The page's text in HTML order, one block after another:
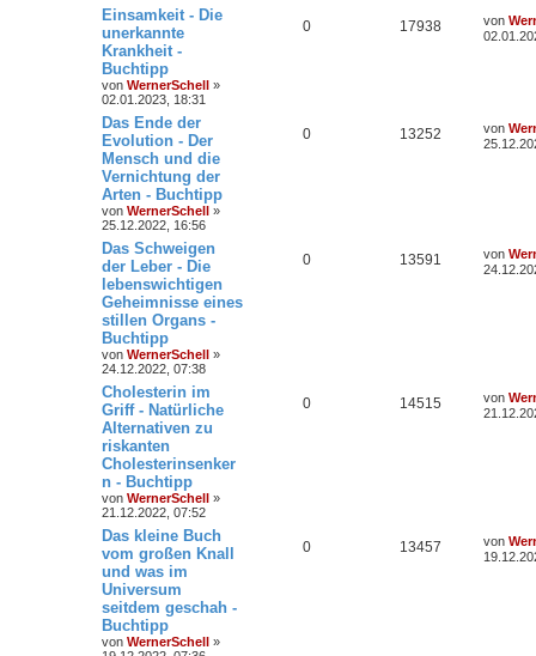
Einsamkeit - Die
unerkannte
Krankheit -
Buchtipp
von WernerSchell »
02.01.2023, 18:31
0 17938 von
Das Ende der
Evolution - Der
Mensch und die
Vernichtung der
Arten - Buchtipp
von WernerSchell »
25.12.2022, 16:56
0 13252 von
Das Schweigen
der Leber - Die
lebenswichtigen
Geheimnisse eines
stillen Organs -
Buchtipp
von WernerSchell »
24.12.2022, 07:38
0 13591 von
Cholesterin im
Griff - Natürliche
Alternativen zu
riskanten
Cholesterinsenker
n - Buchtipp
von WernerSchell »
21.12.2022, 07:52
0 14515 von
Das kleine Buch
vom großen Knall
und was im
Universum
seitdem geschah -
Buchtipp
von WernerSchell »
0 13457 von